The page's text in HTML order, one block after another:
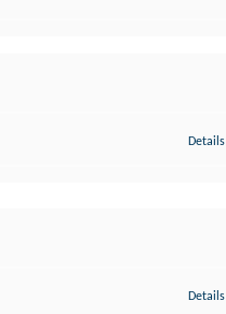
Details
Details